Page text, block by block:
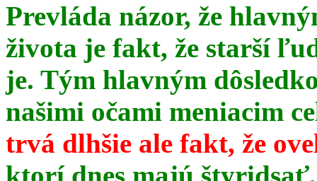
Prevláda názor, že
života je fakt, že starší
je. Tým hlavným
našimi očami meniacim
trvá dlhšie ale fakt, že